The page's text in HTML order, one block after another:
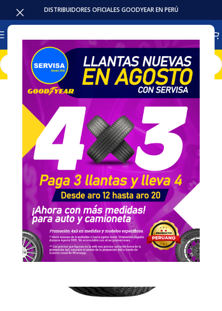
DISTRIBUIDORES OFICIALES GOODYEAR EN PERÚ
Inicio Llantas Camioneta